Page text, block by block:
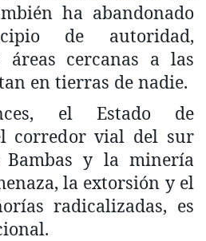
ha abandonado
de autoridad,
áreas cercanas a las
en tierras de nadie.
el Estado de
corredor vial del sur
y la minería
la extorsión y el
radicalizadas, es